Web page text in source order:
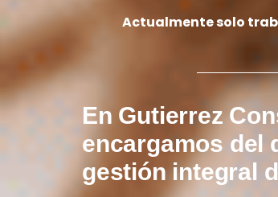
Actualmente solo
En Gutierrez
encargamos del
gestión integral